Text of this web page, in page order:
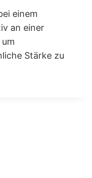
einem
an einer
Stärke zu